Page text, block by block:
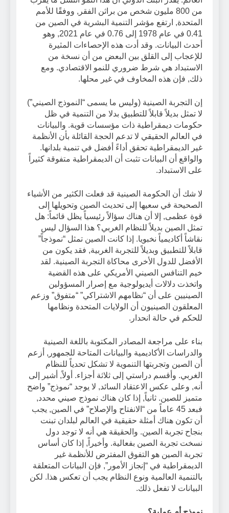
من 800 مليون شخص من براثن الفقر, ووفقًا للأمم
المتحدة, ارتفع مؤشر التنمية البشرية في الصين من
0.41 في عام 1978 إلى 0.76 في عام 2021, وهو
أحدث البيانات. وقد أدت هذه الإحصاءات المثيرة
للإعجاب إلى القلق بين البعض من أن نسخة من
الاستبداد هي شرط ضروري للنمو الاقتصادي. ومع
ذلك, فإن هذه المخاوف في غير محلها.
إن التجربة الصينية (وليس ما يسمى “النموذج الصيني”)
لا تمثل بديلاً قابلاً للتطبيق بدلا من التنمية في ظل
حكومات ديمقراطية ذات مؤسسات قوية. والبيانات
في العالم الحقيقي لا تدعم الحجة القائلة بأن الأنظمة
غير الديمقراطية تحقق أداءً أفضل في تنمية بلدانها.
والواقع أن البيانات تثبت أن الديمقراطية متفوقة كثيراً
على الاستبداد.
لا شك أن الحكومة الصينية قد فعلت الكثير من الأشياء
الصحيحة في سعيها إلى تحديث الصين وتحويلها إلى
قوة عظمى, إلا أن هناك سؤالاً رئيسياً يظل قائماً: هل
تمثل الصين بديلاً للنظام الغربي؟ هذا السؤال ليس
نقاشاً أكاديمياً نخبويا. إذا كانت الصين تمثل “نموذجاً”
قابلاً للتطبيق وبديلاً للتجربة الغربية, فقد يكون من
الأفضل للدول الأخرى محاكاة التجربة الصينية. لقد
خيم التنافس الصيني الأمريكي على هذه القضية
واتخذت دلالات أيديولوجية مع إصرار المسؤولين
الصينيين على أن “نظامهم الاشتراكي” “متفوق” وزعم
المعلقون الصينيون أن الولايات المتحدة ونظامها
للحكم في حالة انحدار.
بناء على مراجعة المصادر المكتوبة باللغة الصينية
والدراسات الأكاديمية والبيانات المتاحة للجمهور, أزعم
أن الصين وتجربتها التنموية لا تشكل تحدياً للنظام
الغربي. وأقسم دراستي إلى ثلاثة أجزاء. أولاً, أشير إلى
أنه, وعلى عكس الاعتقاد السائد, لا يوجد “نموذج” واضح
متميز للصين. ثانياً, إذا كان هناك نموذج صيني محدد,
فبعد 45 عاماً من “الانفتاح والإصلاح” في الصين, يجب
أن تكون هناك أمثلة حقيقية في العالم لبلدان تبنت
بنجاح تجربة الصين. والحقيقة هي أنه لا توجد دول
نسخت تجربة الصين بفعالية. وأخيراً, إذا كان أساس
تجربة الصين هو التفوق المفترض للأنظمة غير
الديمقراطية في “إنجاز الأمور”, فإن البيانات المتعلقة
بالتنمية العالمية ونوع النظام يجب أن تعكس هذا. لكن
البيانات لا تفعل ذلك.